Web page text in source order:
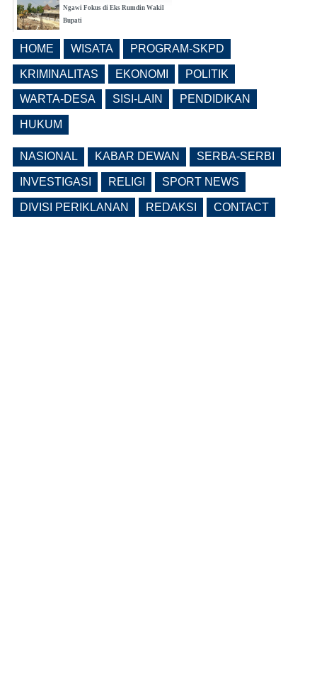
Ngawi Fokus di Eks Rumdin Wakil
Bupati
Buka Seleksi Direktur PDAM Definitif
(0 Reply(s))
HOME WISATA PROGRAM-SKPD
KRIMINALITAS EKONOMI POLITIK
WARTA-DESA SISI-LAIN PENDIDIKAN
HUKUM
NASIONAL KABAR DEWAN SERBA-SERBI
INVESTIGASI RELIGI SPORT NEWS
DIVISI PERIKLANAN REDAKSI CONTACT